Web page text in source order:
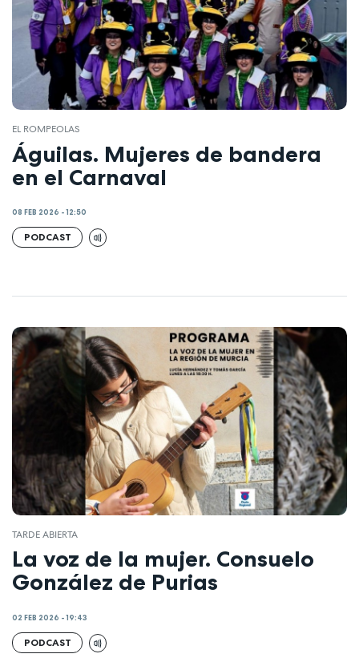
EL ROMPEOLAS
Águilas. Mujeres de bandera
en el Carnaval
08 FEB 2026 - 12:50
PODCAST
TARDE ABIERTA
La voz de la mujer. Consuelo
González de Purias
02 FEB 2026 - 19:43
PODCAST